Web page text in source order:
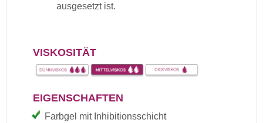
ausgesetzt ist.
VISKOSITÄT
EIGENSCHAFTEN
Farbgel mit Inhibitionsschicht